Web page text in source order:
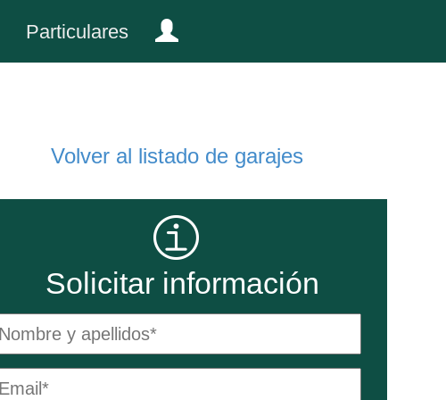
Particulares
Volver al listado de garajes
Solicitar información